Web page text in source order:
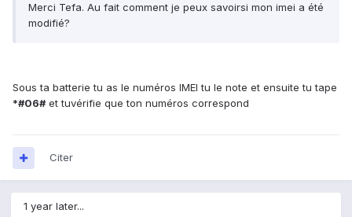
Merci Tefa. Au fait comment je peux savoirsi mon imei a été
modifié?
Sous ta batterie tu as le numéros IMEI tu le note et ensuite tu tape
*#06#et tuvérifie que ton numéros correspond
Citer
1 year later...